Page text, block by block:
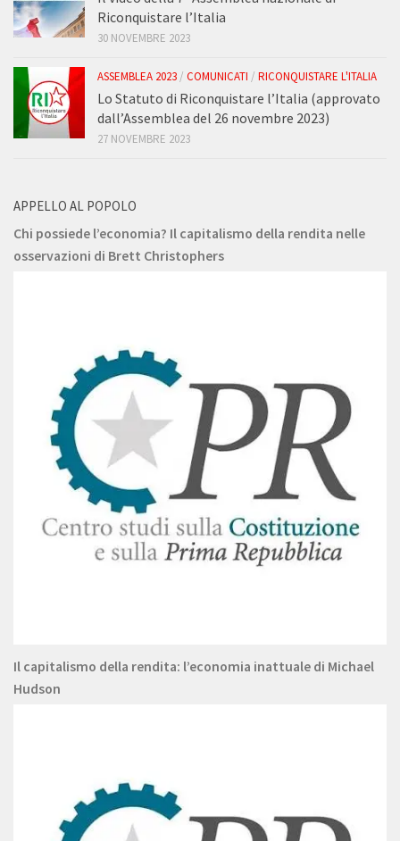
Riconquistare l’Italia
30 NOVEMBRE 2023
ASSEMBLEA 2023 / COMUNICATI / RICONQUISTARE L'ITALIA
Lo Statuto di Riconquistare l’Italia (approvato
dall’Assemblea del 26 novembre 2023)
27 NOVEMBRE 2023
APPELLO AL POPOLO
Chi possiede l’economia? Il capitalismo della rendita nelle
osservazioni di Brett Christophers
Il capitalismo della rendita: l’economia inattuale di Michael
Hudson